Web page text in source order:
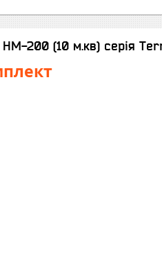
200 (10 м.кв) серія